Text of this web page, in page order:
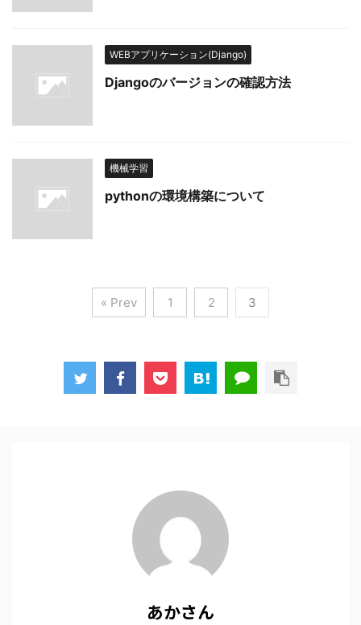
WEBアプリケーション(Django)
Djangoのバージョンの確認方法
機械学習
pythonの環境構築について
« Prev 1 2 3
あかさん